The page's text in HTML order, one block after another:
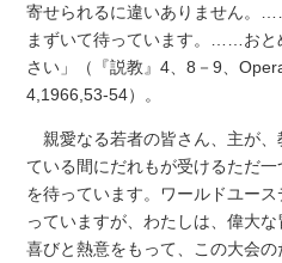
寄せられるに違いありません。
まずいて待っています。……おと
さい」（『説教』4、8－9、
4,1966,53-54）。
親愛なる若者の皆さん、主が、
ている間にだれもが受けるただ
を待っています。ワールドユー
っていますが、わたしは、偉大
喜びと熱意をもって、この大会